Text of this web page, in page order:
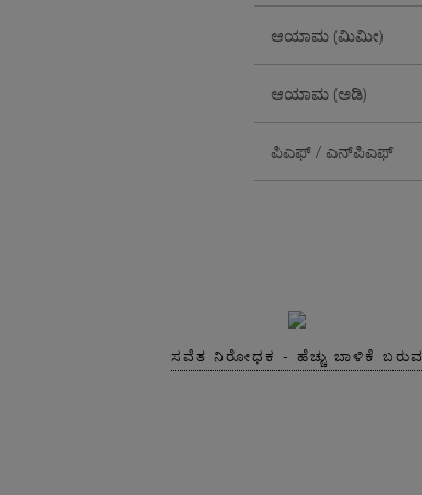
ಆಯಾಮ (ಮಿಮೀ)
ಆಯಾಮ (ಅಡಿ)
ಪಿಎಫ್ / ಎನ್‌ಪಿಎಫ್
ಸವೆತ ನಿರೋಧಕ - ಹೆಚ್ಚು ಬಾಳಿಕೆ ಬರುವ